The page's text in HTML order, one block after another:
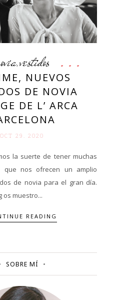
,vestidos
NUEVOS
DE NOVIA
DE L’ ARCA
OCT 29. 2020
la suerte de tener muchas
que nos ofrecen un amplio
de novia para el gran día.
os muestro...
READING
SOBRE MÍ